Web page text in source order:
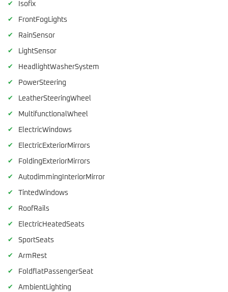
✔ Isofix
✔ FrontFogLights
✔ RainSensor
✔ LightSensor
✔ HeadlightWasherSystem
✔ PowerSteering
✔ LeatherSteeringWheel
✔ MultifunctionalWheel
✔ ElectricWindows
✔ ElectricExteriorMirrors
✔ FoldingExteriorMirrors
✔ AutodimmingInteriorMirror
✔ TintedWindows
✔ RoofRails
✔ ElectricHeatedSeats
✔ SportSeats
✔ ArmRest
✔ FoldflatPassengerSeat
✔ AmbientLighting